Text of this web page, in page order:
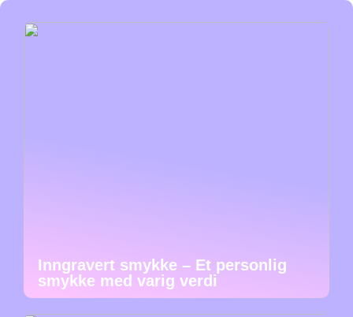
Inngravert smykke – Et personlig
smykke med varig verdi